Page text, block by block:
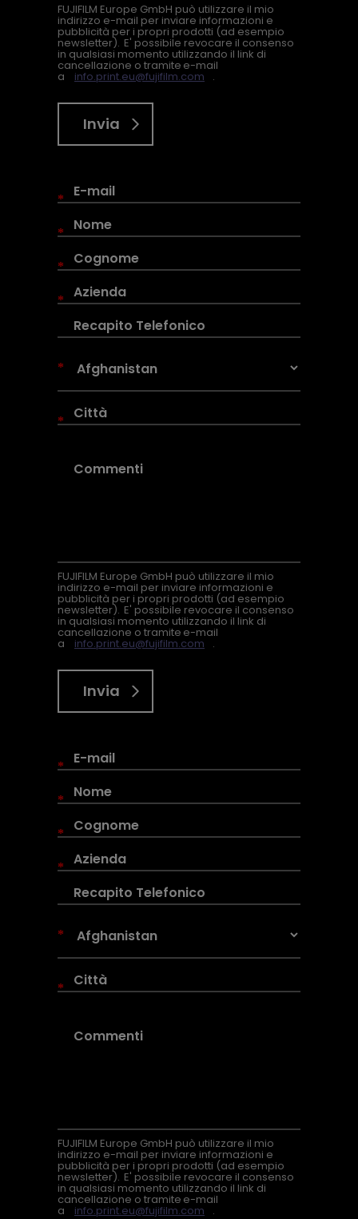
FUJIFILM Europe GmbH può utilizzare il mio
indirizzo e-mail per inviare informazioni e
pubblicità per i propri prodotti (ad esempio
newsletter). E' possibile revocare il consenso
in qualsiasi momento utilizzando il link di
cancellazione o tramite e-mail
a info.print.eu@fujifilm.com .
Invia
*
*
*
*
*
*
FUJIFILM Europe GmbH può utilizzare il mio
indirizzo e-mail per inviare informazioni e
pubblicità per i propri prodotti (ad esempio
newsletter). E' possibile revocare il consenso
in qualsiasi momento utilizzando il link di
cancellazione o tramite e-mail
a info.print.eu@fujifilm.com .
Invia
*
*
*
*
*
*
FUJIFILM Europe GmbH può utilizzare il mio
indirizzo e-mail per inviare informazioni e
pubblicità per i propri prodotti (ad esempio
newsletter). E' possibile revocare il consenso
in qualsiasi momento utilizzando il link di
cancellazione o tramite e-mail
a info.print.eu@fujifilm.com .